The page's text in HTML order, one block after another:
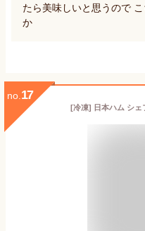
たら美味しいと思うので
か
no. 17
[冷凍] 日本ハム シェ